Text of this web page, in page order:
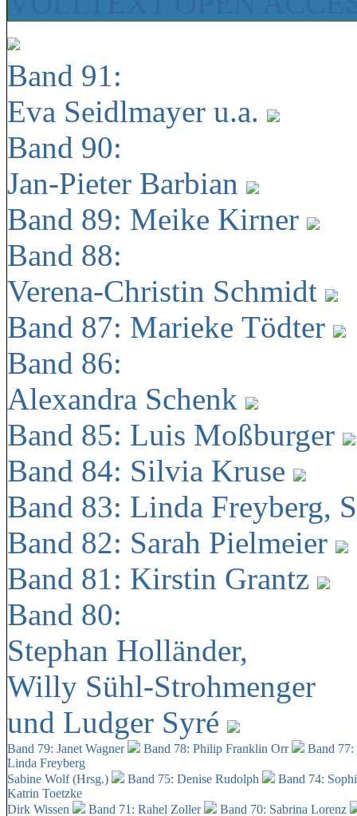
Band 91:
Eva Seidlmayer u.a.
Band 90:
Jan-Pieter Barbian
Band 89: Meike Kirner
Band 88:
Verena-Christin Schmidt
Band 87: Marieke Tödter
Band 86:
Alexandra Schenk
Band 85: Luis Moßburger
Band 84: Silvia Kruse
Band 83: Linda Freyberg,
Band 82: Sarah Pielmeier
Band 81: Kirstin Grantz
Band 80:
Stephan Holländer,
Willy Sühl-Strohmenger
und Ludger Syré
Band 79: Janet Wagner Band 78: Philip Franklin Orr
Band
Linda Freyberg
Sabine Wolf (Hrsg.)
Band 75: Denise Rudolph
Band 74:
Katrin Toetzke
Dirk Wissen
Band 71: Rahel Zoller
Band 70: Sabrina Lorenz